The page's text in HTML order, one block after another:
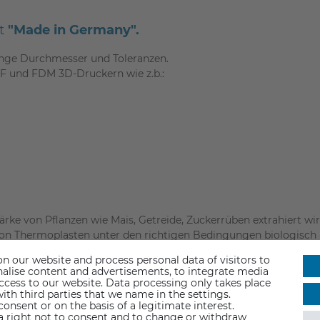
"Made in Germany".
Durchmesser und Toleranzen.
und FDM 3D-Druckern wie z.b.:
von Pflanzen wie Mais, Getreide, Zuckerrüben extrahiert
Thermoplasten unter den richtigen Bedingungen biologisch
die aus fossilen Brennstoffen stammen.
Schadstoff- und schwermetallfreie Rohstoffe verwendet.
die in Deutschland geltenden hohen Gesundheits-,
our website and process personal data of visitors to
content and advertisements, to integrate media
to our website. Data processing only takes place
third parties that we name in the settings.
or on the basis of a legitimate interest.
right not to consent and to change or withdraw